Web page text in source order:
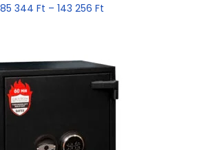
85 344 Ft – 143 256 Ft